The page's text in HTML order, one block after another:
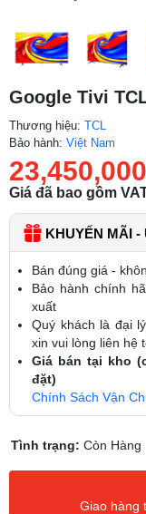
Google Tivi
Thương hiệu: TCL
Bảo hành: Việt Nam
23,450,000
Giá đã bao gồm
KHUYẾN MÃI
Bán đúng giá -
Bảo hành chính
xuất
Quý khách là đại
xin vui lòng liên hệ
Giá bán tại kho
đặt)
Chính Sách Vận
Tình trạng:Còn Hàng
Giao hàng